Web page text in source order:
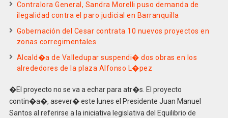
Contralora General, Sandra Morelli puso demanda de
ilegalidad contra el paro judicial en Barranquilla
Gobernación del Cesar contrata 10 nuevos proyectos en
zonas corregimentales
Alcald�a de Valledupar suspendi� dos obras en los
alrededores de la plaza Alfonso L�pez
�El proyecto no se va a echar para atr�s. El proyecto
contin�a�, asever� este lunes el Presidente Juan Manuel
Santos al referirse a la iniciativa legislativa del Equilibrio de